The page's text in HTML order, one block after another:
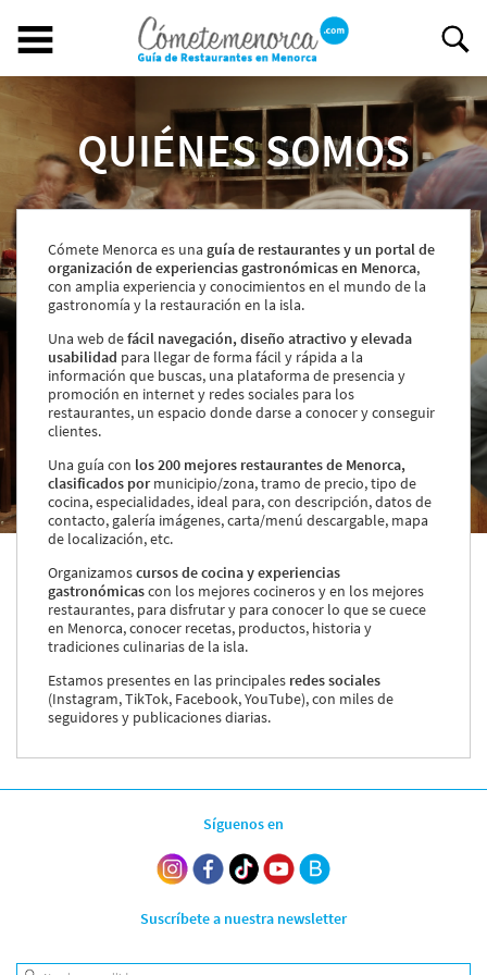
BUSCAR RESTAURANTE
EXPERIENCIAS GASTRONÓMICAS
Restaurantes en Menorca
Abiertos
Por Localización
Por Tipo de Cocina
Por Precio
Ideal para
¿Tienes un restaurante?
Quiénes somos
Incluye tu restaurante
Servicios y tarifas
Blog
Información legal
Términos y condiciones
Pago seguro
Avisos legales
Privacidad y cookies
Mapa de la web
QUIÉNES SOMOS
Cómete Menorca es unaguía de restaurantes y un portal de
organización de experiencias gastronómicas en Menorca,
con amplia experiencia y conocimientos en el mundo de la
gastronomía y la restauración en la isla.
Una web defácil navegación, diseño atractivo y elevada
usabilidad para llegar de forma fácil y rápida a la
información que buscas, una plataforma de presencia y
promoción en internet y redes sociales para los
restaurantes, un espacio donde darse a conocer y conseguir
clientes.
Una guía con los 200 mejores restaurantes de Menorca,
clasificados pormunicipio/zona, tramo de precio, tipo de
cocina, especialidades, ideal para, con descripción, datos de
contacto, galería imágenes, carta/menú descargable, mapa
de localización, etc.
Organizamoscursos de cocina y experiencias
gastronómicascon los mejores cocineros y en los mejores
restaurantes, para disfrutar y para conocer lo que se cuece
en Menorca, conocer recetas, productos, historia y
tradiciones culinarias de la isla.
Estamos presentes en las principales redes sociales
(Instagram, TikTok, Facebook, YouTube), con miles de
seguidores y publicaciones diarias.
Síguenos en
Suscríbete a nuestra newsletter